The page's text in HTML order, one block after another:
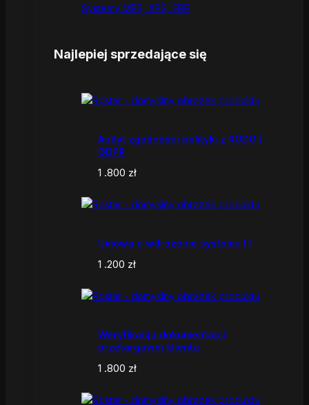
Systemy MES, APS, ERP
Najlepiej sprzedające się
Audyt zgodności polityki z RODO i
GDPR
1 .800 zł
Umowa o wdrożenie systemu IT
1 .200 zł
Weryfikacja dokumentacji
przetargowej klienta
1 .800 zł